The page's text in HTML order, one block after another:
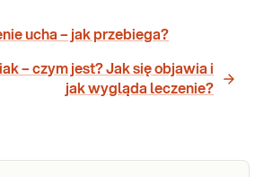
ucha – jak przebiega?
– czym jest? Jak się objawia i
jak wygląda leczenie?